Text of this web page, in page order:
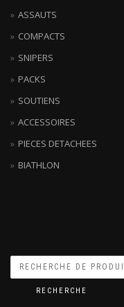
ASSAUTS
COMPACTS
SNIPERS
PACKS
SOUTIENS
ACCESSOIRES
PIECES DETACHEES
BIATHLON
RECHERCHE